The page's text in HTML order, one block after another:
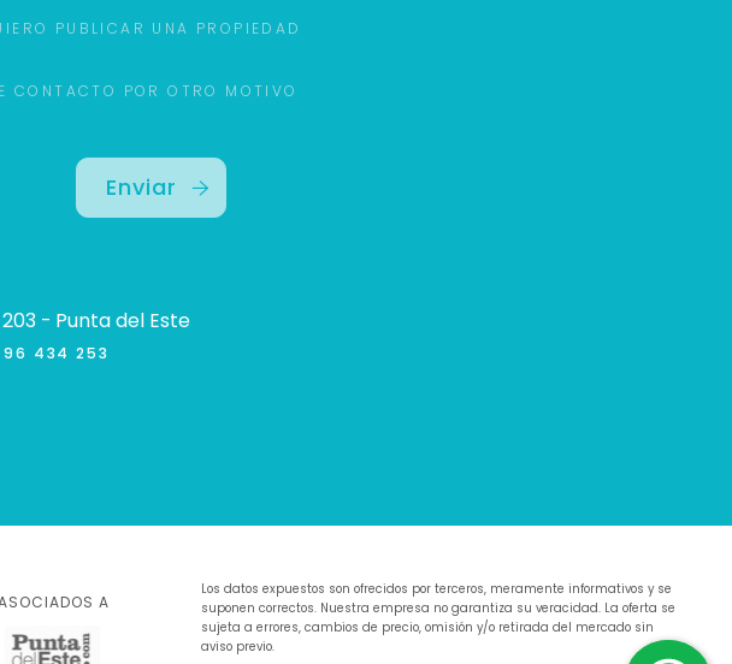
PUBLICAR UNA PROPIEDAD
CONTACTO POR OTRO MOTIVO
Enviar
- Punta del Este
434 253
A
Los datos expuestos son ofrecidos por terceros, meramente informativos y se
suponen correctos. Nuestra empresa no garantiza su veracidad. La oferta se
sujeta a errores, cambios de precio, omisión y/o retirada del mercado sin
aviso previo.